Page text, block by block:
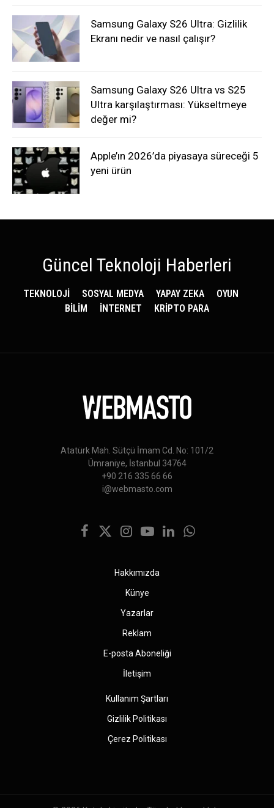
Samsung Galaxy S26 Ultra: Gizlilik
Ekranı nedir ve nasıl çalışır?
Samsung Galaxy S26 Ultra vs S25
Ultra karşılaştırması: Yükseltmeye
değer mi?
Apple’ın 2026’da piyasaya süreceği 5
yeni ürün
Güncel Teknoloji Haberleri
TEKNOLOJİ SOSYAL MEDYA YAPAY ZEKA
OYUN
BİLİM
İNTERNET KRİPTO PARA
Atatürk Mah. Sütçü İmam Cd. No: 101/2
Ümraniye, İstanbul 34764
+90 216 335 66 66
i@webmasto.com
Facebook
X
Instagram
YouTubeLinkedInWhatsApp
Hakkımızda
Künye
Yazarlar
Reklam
E-posta Aboneliği
İletişim
Kullanım Şartları
Gizlilik Politikası
Çerez Politikası